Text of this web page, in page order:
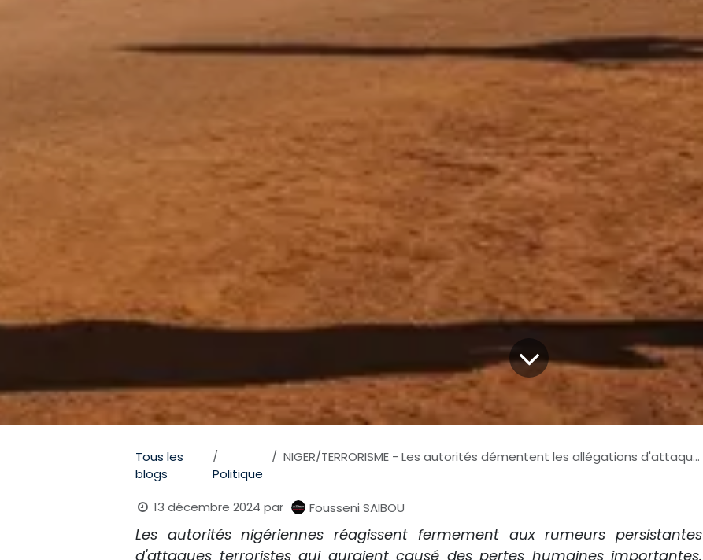
Tous les
blogs
Politique
NIGER/TERRORISME - Les autorités démentent les allégations d'attaques meurtrières
13 décembre 2024 par Fousseni SAIBOU
Les autorités nigériennes réagissent fermement aux rumeurs persistantes
d'attaques terroristes qui auraient causé des pertes humaines importantes.